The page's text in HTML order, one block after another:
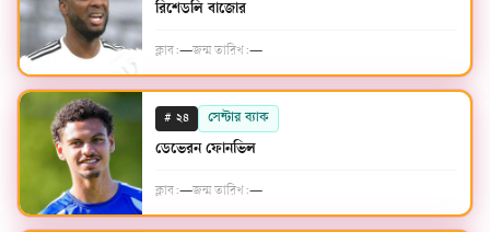
রিশেডলি বাজোর
ক্লাব:—জন্ম তারিখ:—
# ২৪ সেন্টার ব্যাক
ডেভেরন ফোনভিল
ক্লাব:—জন্ম তারিখ:—